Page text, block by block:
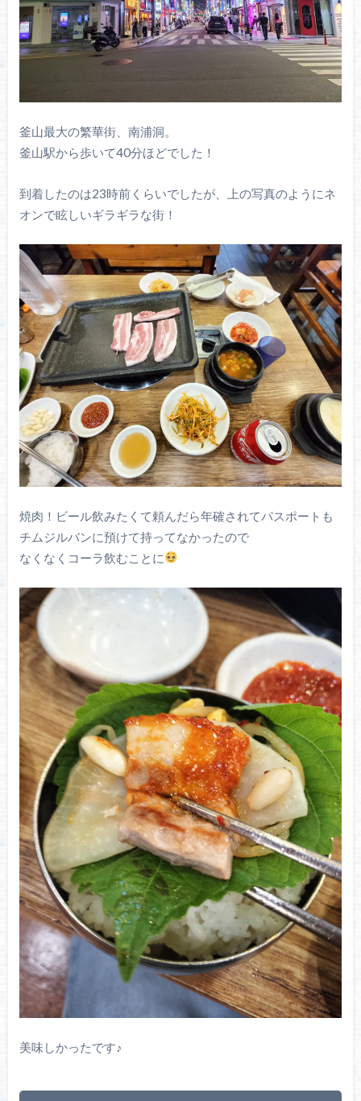
釜山最大の繁華街、南浦洞。
釜山駅から歩いて40分ほどでした！
到着したのは23時前くらいでしたが、上の写真のようにネ
オンで眩しいギラギラな街！
焼肉！ビール飲みたくて頼んだら年確されてパスポートも
チムジルバンに預けて持ってなかったので
なくなくコーラ飲むことに
美味しかったです♪